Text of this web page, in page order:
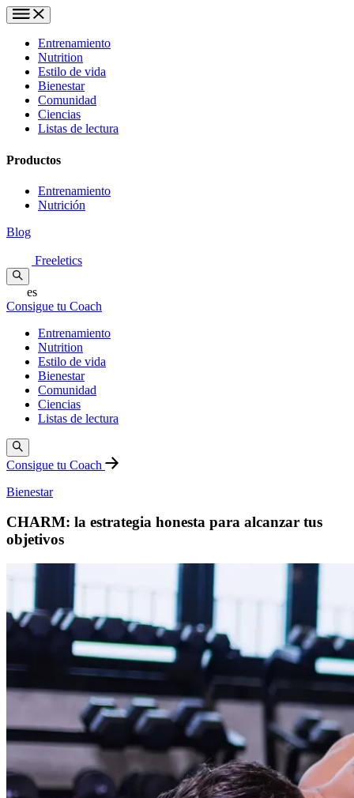
Entrenamiento
Nutrition
Estilo de vida
Bienestar
Comunidad
Ciencias
Listas de lectura
Productos
Entrenamiento
Nutrición
Blog
Freeletics
es
Consigue tu Coach
Entrenamiento
Nutrition
Estilo de vida
Bienestar
Comunidad
Ciencias
Listas de lectura
Consigue tu Coach
Bienestar
CHARM: la estrategia honesta para alcanzar tus
objetivos